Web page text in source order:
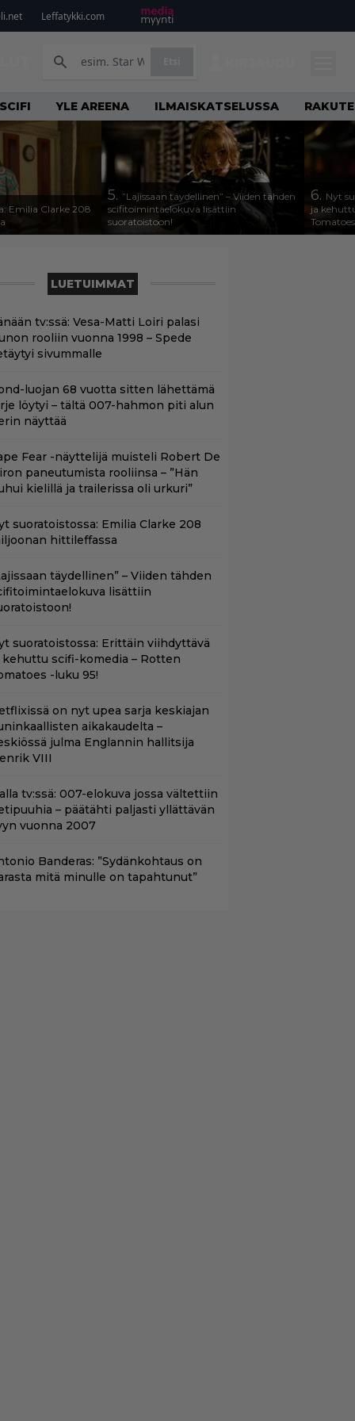
Leffatykki.com
SCIFI YLE AREENA ILMAISKATSELUSSA
Emilia Clarke 208
5. ”Lajissaan täydellinen” – Viiden tähden
scifitoimintaelokuva lisättiin
suoratoistoon!
6. Nyt
ja
LUETUIMMAT
tv:ssä: Vesa-Matti Loiri palasi
rooliin vuonna 1998 – Spede
sivummalle
luojan 68 vuotta sitten lähettämä
löytyi – tältä 007-hahmon piti alun
näyttää
Fear -näyttelijä muisteli Robert De
paneutumista rooliinsa – ”Hän
kielillä ja trailerissa oli urkuri”
suoratoistossa: Emilia Clarke 208
hittileffassa
täydellinen” – Viiden tähden
lisättiin
suoratoistossa: Erittäin viihdyttävä
kehuttu scifi-komedia – Rotten
-luku 95!
on nyt upea sarja keskiajan
aikakaudelta –
julma Englannin hallitsija
VIII
tv:ssä: 007-elokuva jossa vältettiin
– päätähti paljasti yllättävän
vuonna 2007
Banderas: ”Sydänkohtaus on
mitä minulle on tapahtunut”